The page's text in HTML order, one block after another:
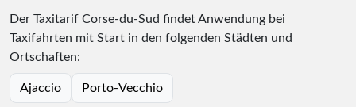
Der Taxitarif Corse-du-Sud findet Anwendung bei
Taxifahrten mit Start in den folgenden Städten und
Ortschaften:
Ajaccio Porto-Vecchio